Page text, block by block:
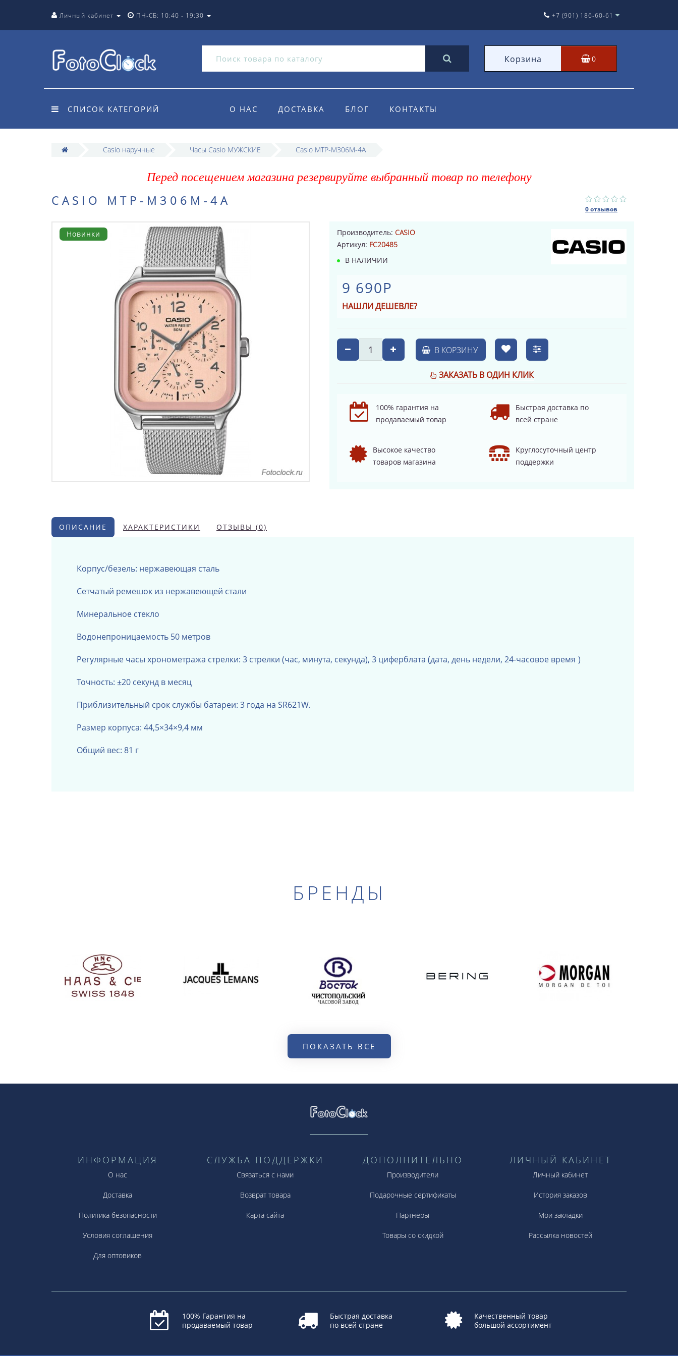
Личный кабинет ПН-СБ: 10:40 - 19:30 +7 (901) 186-60-61
Корзина 0
СПИСОК КАТЕГОРИЙ О НАС ДОСТАВКА БЛОГ КОНТАКТЫ
Casio наручные Часы Casio МУЖСКИЕ Casio MTP-M306M-4A
Перед посещением магазина резервируйте выбранный товар по телефону
CASIO MTP-M306M-4A
0 отзывов
Новинки Производитель: CASIO
Артикул: FC20485
В НАЛИЧИИ
9 690Р
НАШЛИ ДЕШЕВЛЕ?
В КОРЗИНУ
ЗАКАЗАТЬ В ОДИН КЛИК
100% гарантия на
продаваемый товар
Быстрая доставка по
всей стране
Высокое качество
товаров магазина
Круглосуточный центр
поддержки
ОПИСАНИЕ ХАРАКТЕРИСТИКИ ОТЗЫВЫ (0)
Корпус/безель: нержавеющая сталь
Сетчатый ремешок из нержавеющей стали
Минеральное стекло
Водонепроницаемость 50 метров
Регулярные часы хронометража стрелки: 3 стрелки (час, минута, секунда), 3 циферблата (дата, день недели, 24-часовое время )
Точность: ±20 секунд в месяц
Приблизительный срок службы батареи: 3 года на SR621W.
Размер корпуса: 44,5×34×9,4 мм
Общий вес: 81 г
БРЕНДЫ
ПОКАЗАТЬ ВСЕ
ИНФОРМАЦИЯ
О нас
Доставка
Политика безопасности
Условия соглашения
Для оптовиков
СЛУЖБА ПОДДЕРЖКИ
Связаться с нами
Возврат товара
Карта сайта
ДОПОЛНИТЕЛЬНО
Производители
Подарочные сертификаты
Партнёры
Товары со скидкой
ЛИЧНЫЙ КАБИНЕТ
Личный кабинет
История заказов
Мои закладки
Рассылка новостей
100% Гарантия на
продаваемый товар
Быстрая доставка
по всей стране
Качественный товар
большой ассортимент